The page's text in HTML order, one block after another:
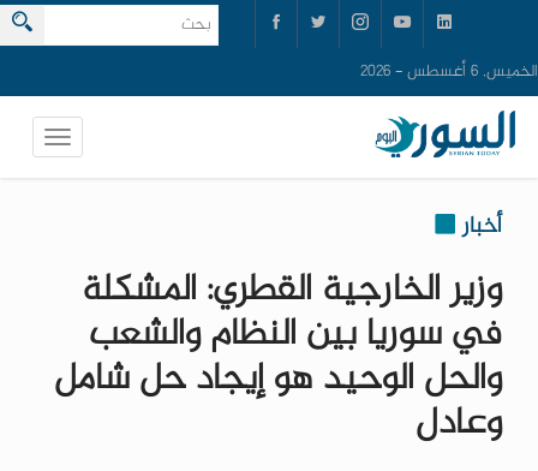
الخميس, 6 أغسطس - 2026
أخبار
وزير الخارجية القطري: المشكلة
في سوريا بين النظام والشعب
والحل الوحيد هو إيجاد حل شامل
وعادل